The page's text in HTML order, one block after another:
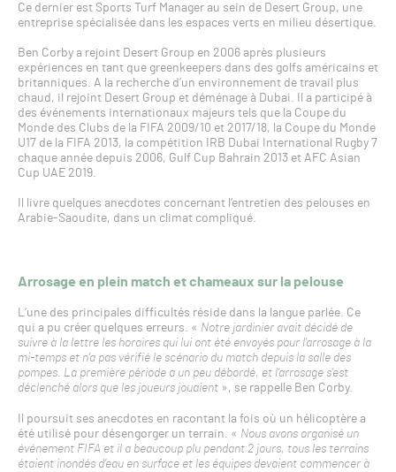
Ce dernier est Sports Turf Manager au sein de Desert Group, une
entreprise spécialisée dans les espaces verts en milieu désertique.
Ben Corby a rejoint Desert Group en 2006 après plusieurs
expériences en tant que greenkeepers dans des golfs américains et
britanniques. A la recherche d’un environnement de travail plus
chaud, il rejoint Desert Group et déménage à Dubai. Il a participé à
des événements internationaux majeurs tels que la Coupe du
Monde des Clubs de la FIFA 2009/10 et 2017/18, la Coupe du Monde
U17 de la FIFA 2013, la compétition IRB Dubai International Rugby 7
chaque année depuis 2006, Gulf Cup Bahrain 2013 et AFC Asian
Cup UAE 2019.
Il livre quelques anecdotes concernant l’entretien des pelouses en
Arabie-Saoudite, dans un climat compliqué.
Arrosage en plein match et chameaux sur la pelouse
L’une des principales difficultés réside dans la langue parlée. Ce
qui a pu créer quelques erreurs. « Notre jardinier avait décidé de
suivre à la lettre les horaires qui lui ont été envoyés pour l’arrosage à la
mi-temps et n’a pas vérifié le scénario du match depuis la salle des
pompes. La première période a un peu débordé, et l’arrosage s’est
déclenché alors que les joueurs jouaient», se rappelle Ben Corby.
Il poursuit ses anecdotes en racontant la fois où un hélicoptère a
été utilisé pour désengorger un terrain. « Nous avons organisé un
événement FIFA et il a beaucoup plu pendant 2 jours, tous les terrains
étaient inondés d’eau en surface et les équipes devaient commencer à